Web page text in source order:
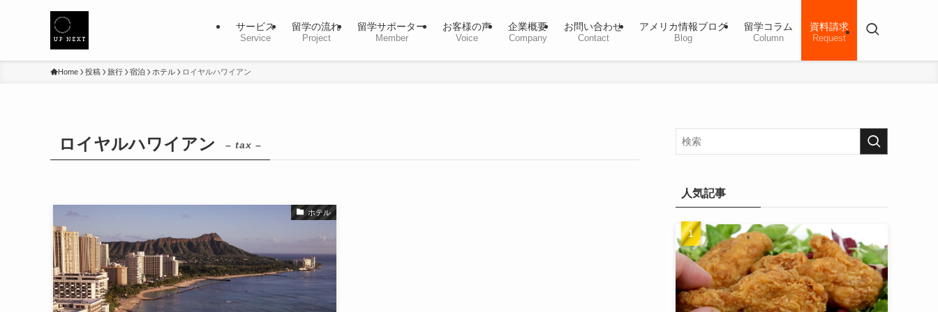
サービス
Service
留学の流れ
Project
留学サポーター
Member
お客様の声
Voice
企業概要
Company
お問い合わせ
Contact
アメリカ情報ブログ
Blog
留学コラム
Column
資料請求
Request
Home 投稿 旅行 宿泊 ホテル ロイヤルハワイアン
ロイヤルハワイアン – tax –
ホテル
人気記事